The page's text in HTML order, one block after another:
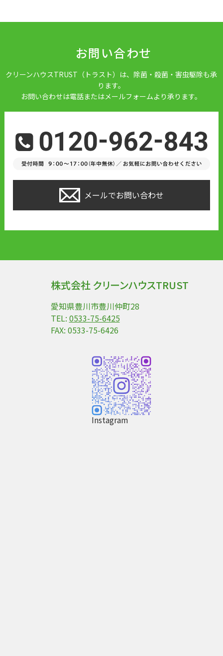
お問い合わせ
クリーンハウスTRUST（トラスト）は、除菌・殺菌・害虫駆除も承
ります。
お問い合わせは電話またはメールフォームより承ります。
メールでお問い合わせ
株式会社 クリーンハウスTRUST
愛知県豊川市豊川仲町28
TEL: 0533-75-6425
FAX: 0533-75-6426
Instagram